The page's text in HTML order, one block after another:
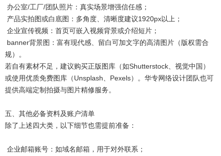
办公室/工厂/团队照片：真实场景增强信任感；
产品实拍图或白底图：多角度、清晰度建议1920px以上；
企业宣传视频：首页可嵌入视频背景或介绍短片；
banner背景图：富有现代感、留白可加文字的高清图片（版权需合
规）。
若自有素材不足，建议购买正版图库（如Shutterstock、视觉中国）
或使用优质免费图库（Unsplash、Pexels）。华专网络设计团队也可
提供高端定制拍摄与图片精修服务。
五、其他必备资料及账户清单
除了上述四大类，以下细节也需提前准备：
企业邮箱账号：如域名邮箱，用于对外联系；